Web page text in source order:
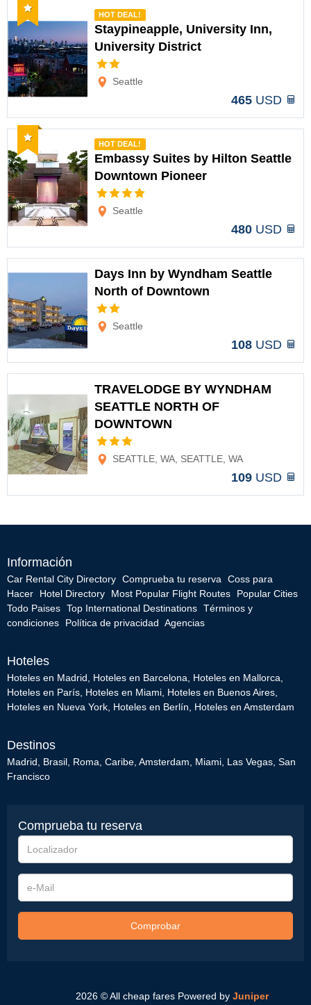
HOT DEAL!
Staypineapple, University Inn,
University District
Seattle
465 USD
Recomendado
HOT DEAL!
Embassy Suites by Hilton Seattle
Downtown Pioneer
Seattle
480 USD
Days Inn by Wyndham Seattle
North of Downtown
Seattle
108 USD
TRAVELODGE BY WYNDHAM
SEATTLE NORTH OF
DOWNTOWN
SEATTLE, WA, SEATTLE, WA
109 USD
Información
Car Rental City Directory Comprueba tu reserva
Coss para
Hacer
Hotel Directory Most Popular Flight Routes
Popular Cities
Todo Paises Top International Destinations Términos y
condiciones
Política de privacidad Agencias
Hoteles
Hoteles en Madrid Hoteles en Barcelona Hoteles en Mallorca
Hoteles en París Hoteles en Miami Hoteles en Buenos Aires
Hoteles en Nueva York Hoteles en Berlín Hoteles en Amsterdam
Destinos
Madrid Brasil Roma Caribe Amsterdam Miami Las Vegas San
Francisco
Comprueba tu reserva
Localizador
e-
Mail
Comprobar
2026 © All cheap fares Powered by Juniper